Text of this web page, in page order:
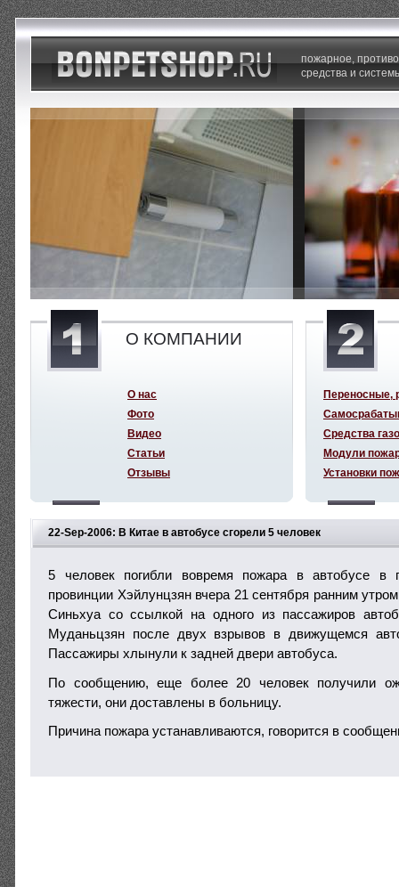
22-Sep-2006: В Китае в автобусе сгорели 5 человек
5 человек погибли вовремя пожара в автобусе в
провинции Хэйлунцзян вчера 21 сентября ранним
Синьхуа со ссылкой на одного из пассажиров
Муданьцзян после двух взрывов в движущемся
Пассажиры хлынули к задней двери автобуса.
По сообщению, еще более 20 человек получили
тяжести, они доставлены в больницу.
Причина пожара устанавливаются, говорится в
пожарное,
средства и
О КОМПАНИИ
О нас
Фото
Видео
Статьи
Отзывы
Переносные,
Средства
Модули
Установки